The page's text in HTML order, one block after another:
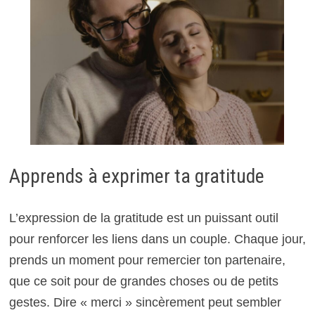
Apprends à exprimer ta gratitude
L’expression de la gratitude est un puissant outil
pour renforcer les liens dans un couple. Chaque jour,
prends un moment pour remercier ton partenaire,
que ce soit pour de grandes choses ou de petits
gestes. Dire « merci » sincèrement peut sembler